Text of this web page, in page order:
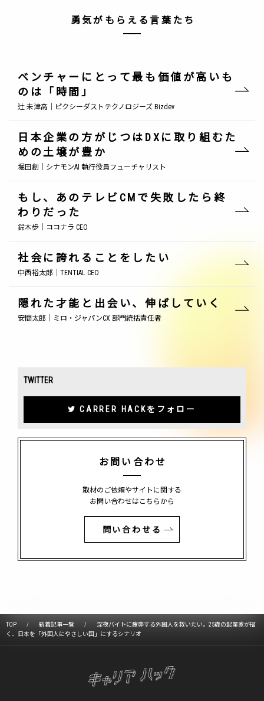
勇気がもらえる言葉たち
ベンチャーにとって最も価値が高いも
のは「時間」
辻 未津高｜ピクシーダストテクノロジーズ Bizdev
日本企業の方がじつはDXに取り組むた
めの土壌が豊か
堀田創｜シナモンAI 執行役員フューチャリスト
もし、あのテレビCMで失敗したら終
わりだった
鈴木歩｜ココナラ CEO
社会に誇れることをしたい
中西裕太郎｜TENTIAL CEO
隠れた才能と出会い、伸ばしていく
安間太郎｜ミロ・ジャパンCX 部門統括責任者
TWITTER
CARRER HACKをフォロー
お問い合わせ
取材のご依頼やサイトに関する
お問い合わせはこちらから
問い合わせる
TOP 新着記事一覧
深夜バイトに疲弊する外国人を救いたい。25歳の起業家が描
く、日本を「外国人にやさしい国」にするシナリオ